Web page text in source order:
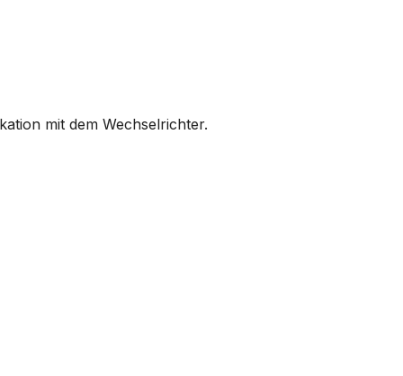
mit dem Wechselrichter.